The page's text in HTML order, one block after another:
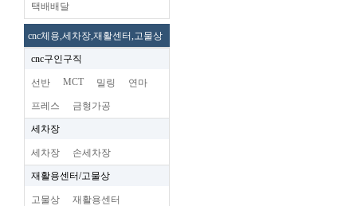
택배배달
cnc체용,세차장,재활센터,고물상
cnc구인구직
선반 MCT 밀링 연마
프레스 금형가공
세차장
세차장 손세차장
재활용센터/고물상
고물상 재활용센터